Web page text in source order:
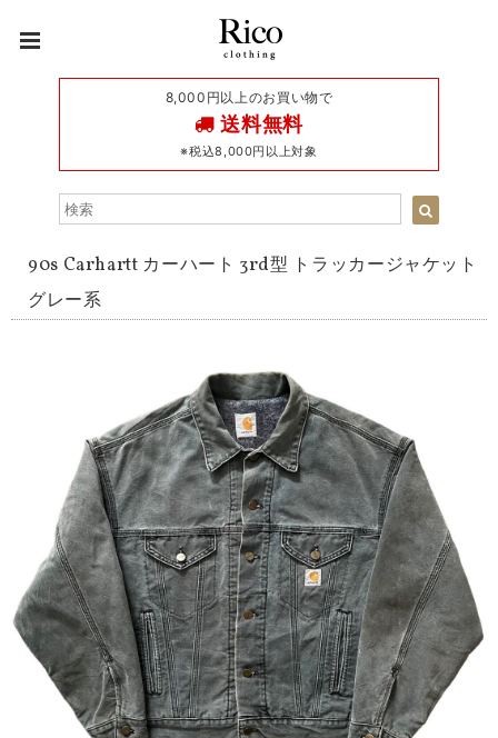
8,000円以上のお買い物で
送料無料
※税込8,000円以上対象
90s Carhartt カーハート 3rd型 トラッカージャケット
グレー系